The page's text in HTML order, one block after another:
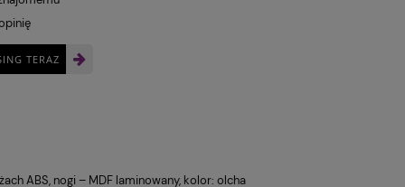
TERAZ
ABS, nogi – MDF laminowany, kolor: olcha